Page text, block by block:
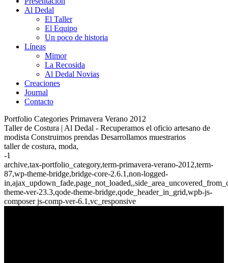
Al Dedal
El Taller
El Equipo
Un poco de historia
Líneas
Mimor
La Recosida
Al Dedal Novias
Creaciones
Journal
Contacto
Portfolio Categories Primavera Verano 2012
Taller de Costura | Al Dedal - Recuperamos el oficio artesano de
modista Construimos prendas Desarrollamos muestrarios
taller de costura, moda,
-1
archive,tax-portfolio_category,term-primavera-verano-2012,term-
87,wp-theme-bridge,bridge-core-2.6.1,non-logged-
theme-ver-23.3,qode-theme-bridge,qode_header_in_grid,wpb-js-
composer js-comp-ver-6.1,vc_responsive